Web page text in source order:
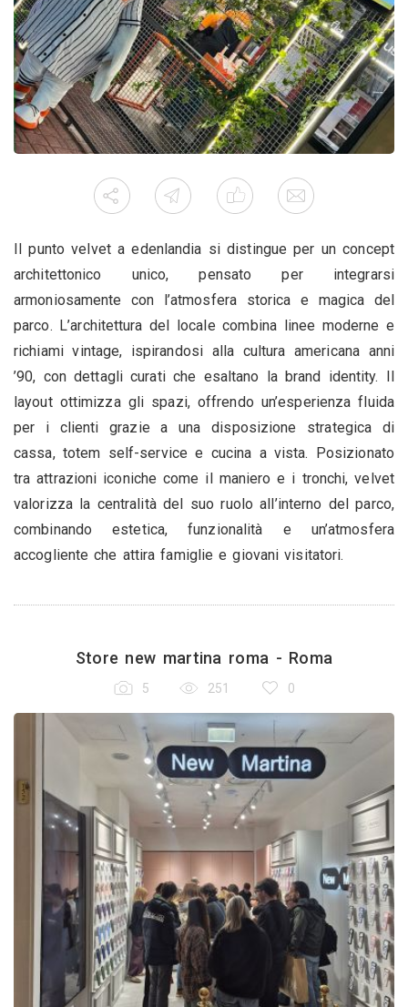
Il punto velvet a edenlandia si distingue per un concept
architettonico unico, pensato per integrarsi
armoniosamente con l’atmosfera storica e magica del
parco. L’architettura del locale combina linee moderne e
richiami vintage, ispirandosi alla cultura americana anni
’90, con dettagli curati che esaltano la brand identity. Il
layout ottimizza gli spazi, offrendo un’esperienza fluida
per i clienti grazie a una disposizione strategica di
cassa, totem self-service e cucina a vista. Posizionato
tra attrazioni iconiche come il maniero e i tronchi, velvet
valorizza la centralità del suo ruolo all’interno del parco,
combinando estetica, funzionalità e un’atmosfera
accogliente che attira famiglie e giovani visitatori.
Store new martina roma - Roma
5 251 0